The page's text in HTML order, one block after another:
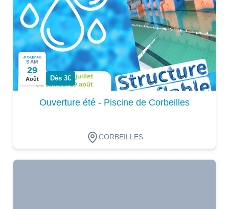
JUSQU'AU
SAM
29
Août Dès 3€
Ouverture été - Piscine de Corbeilles
CORBEILLES